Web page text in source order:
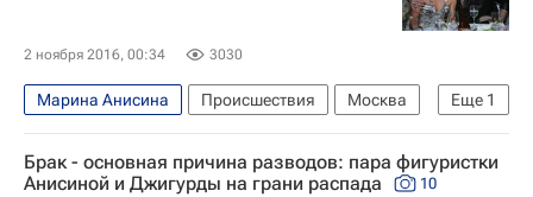
2 ноября 2016, 00:34 3030
Еще 1
Марина Анисина Происшествия
Москва
Никита Джигурда
Брак - основная причина разводов: пара фигуристки
Анисиной и Джигурды на грани распада
10